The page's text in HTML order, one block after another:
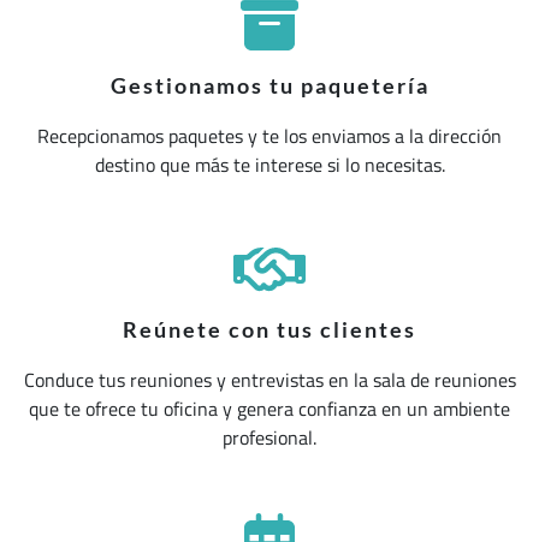
Gestionamos tu paquetería
Recepcionamos paquetes y te los enviamos a la dirección
destino que más te interese si lo necesitas.
Reúnete con tus clientes
Conduce tus reuniones y entrevistas en la sala de reuniones
que te ofrece tu oficina y genera confianza en un ambiente
profesional.